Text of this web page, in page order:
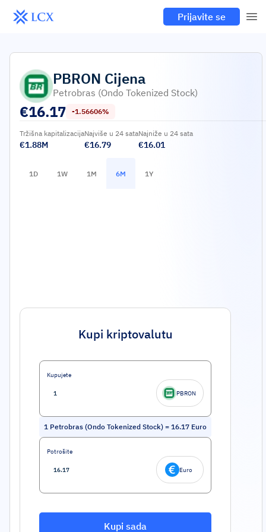
Prijavite se
PBRON Cijena
Petrobras (Ondo Tokenized Stock)
€16.17 -1.56606%
Tržišna kapitalizacija
€1.88M
Najviše u 24 sata
€16.79
Najniže u 24 sata
€16.01
1D 1W 1M 6M 1Y
Kupi kriptovalutu
Kupujete
PBRON
1 Petrobras (Ondo Tokenized Stock) = 16.17 Euro
Potrošite
Euro
Kupi sada